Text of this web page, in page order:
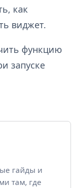
как
виджет.
функцию
запуске
гайды и
там, где